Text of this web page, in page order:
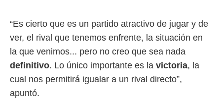
aceptar
de
sitio
te
que
“Es cierto que es un partido atractivo de jugar y de
ver, el rival que tenemos enfrente, la situación en
la que venimos... pero no creo que sea nada
definitivo. Lo único importante es la victoria, la
cual nos permitirá igualar a un rival directo”,
apuntó.